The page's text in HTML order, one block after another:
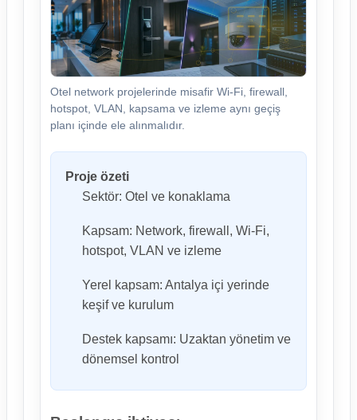
Otel network projelerinde misafir Wi-Fi, firewall,
hotspot, VLAN, kapsama ve izleme aynı geçiş
planı içinde ele alınmalıdır.
Proje özeti
Sektör: Otel ve konaklama
Kapsam: Network, firewall, Wi-Fi,
hotspot, VLAN ve izleme
Yerel kapsam: Antalya içi yerinde
keşif ve kurulum
Destek kapsamı: Uzaktan yönetim ve
dönemsel kontrol